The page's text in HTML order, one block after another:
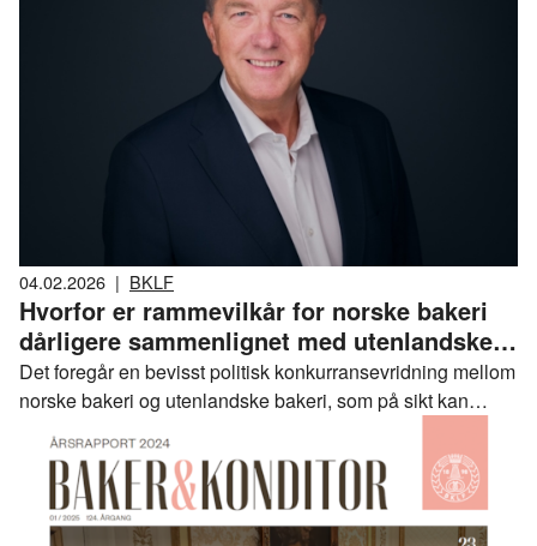
04.02.2026 | BKLF
Hvorfor er rammevilkår for norske bakeri
dårligere sammenlignet med utenlandske
bakeri som selger varer i Norge?
Det foregår en bevisst politisk konkurransevridning mellom
norske bakeri og utenlandske bakeri, som på sikt kan
ødelegge for norsk bakerbransje og norsk matberedskap.
Dette skyldes dagens tollregime på importerte bakervarer. I
tillegg ødelegger det for norske arbeidsplasser.
Myndighetene ser på dette uten å fremme tiltak som virker!